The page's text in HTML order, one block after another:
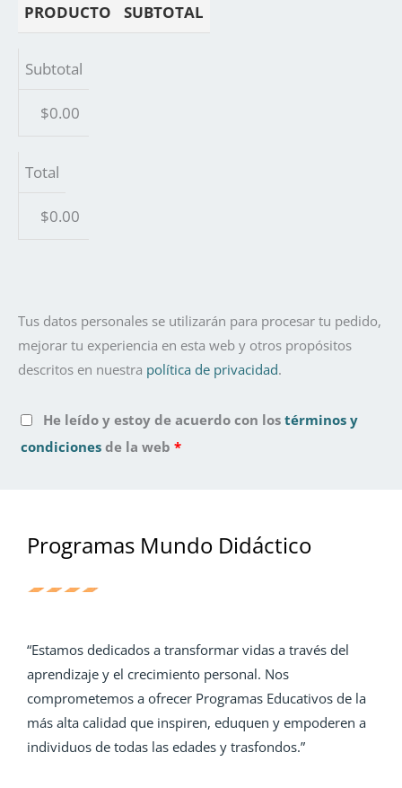
PRODUCTO SUBTOTAL
Subtotal
$0.00
Total
$0.00
Tus datos personales se utilizarán para procesar tu pedido,
mejorar tu experiencia en esta web y otros propósitos
descritos en nuestra política de privacidad.
He leído y estoy de acuerdo con los términos y
condiciones de la web *
Programas Mundo Didáctico
“Estamos dedicados a transformar vidas a través del
aprendizaje y el crecimiento personal. Nos
comprometemos a ofrecer Programas Educativos de la
más alta calidad que inspiren, eduquen y empoderen a
individuos de todas las edades y trasfondos.”